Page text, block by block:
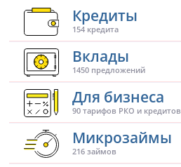
Кредиты
154 кредита
Вклады
1450 предложений
Для бизнеса
90 тарифов РКО и кредитов
Микрозаймы
216 займов